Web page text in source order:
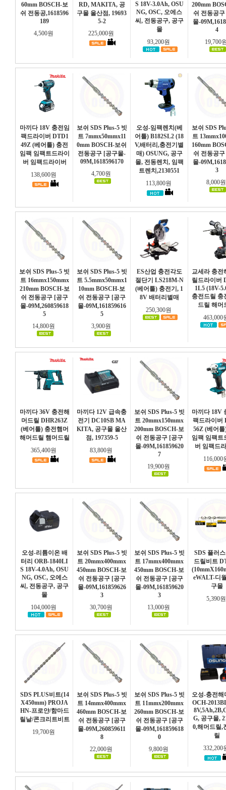
60mm BOSCH-보
쉬 전동공,1618596
189
4,500원
RD, MAKITA, 공
구몰 울산점, 19693
5-2
225,000원
S 18V-3.0Ah, OSU
NG, OSC, 오에스
씨, 전동공구, 공구
몰
93,200원
200mm
쉬 전동공
몰-
4
19,700
마끼다 18V 충전임
팩드라이버 DTD1
49Z (베어툴) 충전
임팩 임팩트드라이
버 임팩드라이버
138,600원
보쉬 SDS Plus-5 빗
트 7mmx50mmx11
0mm BOSCH-보쉬
전동공구 [공구몰-
09M,1618596170
4,700원
오성-임팩렌치(베
어툴) B182SL2 (18
V,배터리,충전기별
매) OSUNG, 공구
몰, 전동렌치, 임팩
트렌치,2130551
113,800원
보쉬 SDS
트
160mm
쉬 전동공
몰-
3
8,000
보쉬 SDS Plus-5 빗
트 16mmx150mmx
210mm BOSCH-보
쉬 전동공구 [공구
몰-09M,260859618
5
14,800원
보쉬 SDS Plus-5 빗
트 5.5mmx50mmx1
10mm BOSCH-보
쉬 전동공구 [공구
몰-09M,161859616
5
3,900원
ES산업 충전각도
절단기 LS218M-N
(베어툴) 충전기, 1
8V 배터리별매
250,300원
교세라 충전
릴드라이버
1L5 (18V-
충전드릴 충
드릴 해머
463,000
마끼다 36V 충전해
머드릴 DHR263Z
(베어툴) 충전햄머
해머드릴 햄머드릴
365,400원
마끼다 12V 급속충
전기 DC10SB MA
KITA, 공구몰 울산
점, 197359-5
83,800원
보쉬 SDS Plus-5 빗
트 20mmx150mmx
200mm BOSCH-보
쉬 전동공구 [공구
몰-09M,161859620
7
19,900원
마끼다 18V
팩드라이버
56Z (베어
임팩 임팩트
버 임팩드
116,000
오성-리튬이온 배
터리 ORB-1840LI
S 18V-4.0Ah, OSU
NG, OSC, 오에스
씨, 전동공구, 공구
몰
104,000원
보쉬 SDS Plus-5 빗
트 20mmx400mmx
450mm BOSCH-보
쉬 전동공구 [공구
몰-09M,161859626
3
30,700원
보쉬 SDS Plus-5 빗
트 17mmx400mmx
450mm BOSCH-보
쉬 전동공구 [공구
몰-09M,161859620
3
13,000원
SDS 플러
드릴비트
eWALT-디
구몰
5,390
SDS PLUS비트(14
X450mm) PROJA
HN-프로얀/함마드
릴날/콘크리트비트
19,700원
보쉬 SDS Plus-5 빗
트 14mmx400mmx
460mm BOSCH-보
쉬 전동공구 [공구
몰-09M,260859611
8
22,000원
보쉬 SDS Plus-5 빗
트 11mmx200mmx
260mm BOSCH-보
쉬 전동공구 [공구
몰-09M,161859618
0
9,800원
오성-충전해
OCH-
G, 공구몰,
0,해머드릴,
릴
332,200